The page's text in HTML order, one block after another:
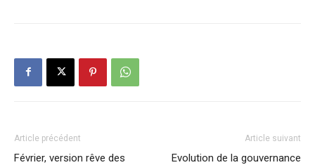
Article précédent
Février, version rêve des
Article suivant
Evolution de la gouvernance